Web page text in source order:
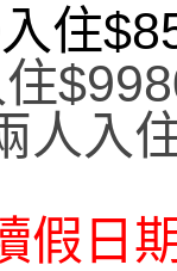
住
入
假日